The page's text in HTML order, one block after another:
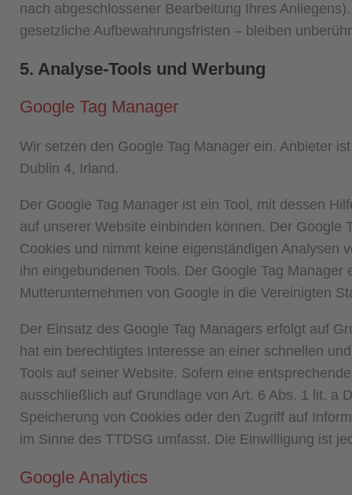
nach abgeschlossener Bearbeitung Ihres
gesetzliche Aufbewahrungsfristen – bleiben
5. Analyse-Tools und Werbung
Google Tag Manager
Wir setzen den Google Tag Manager ein. Anbieter
Dublin 4, Irland.
Der Google Tag Manager ist ein Tool, mit dessen
auf unserer Website einbinden können. Der Google
Cookies und nimmt keine eigenständigen Analysen
ihn eingebundenen Tools. Der Google Tag
Mutterunternehmen von Google in die Vereinigten
Der Einsatz des Google Tag Managers erfolgt auf
hat ein berechtigtes Interesse an einer schnellen
Tools auf seiner Website. Sofern eine
ausschließlich auf Grundlage von Art. 6 Abs. 1 lit. a
Speicherung von Cookies oder den Zugriff auf
im Sinne des TTDSG umfasst. Die Einwilligung ist
Google Analytics